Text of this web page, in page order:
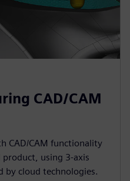
CAD/CAM
CAD/CAM functionality
using 3-axis
by cloud technologies.